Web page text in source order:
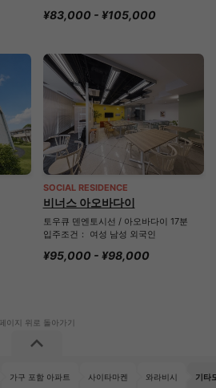
¥83,000 - ¥105,000
SOCIAL RESIDENCE
비너스 아오바다이
토우큐 덴엔토시선 / 아오바다이 17분
입주조건： 여성 남성 외국인
¥95,000 - ¥98,000
가구 포함 아파트 사이타마켄 와라비시 기타